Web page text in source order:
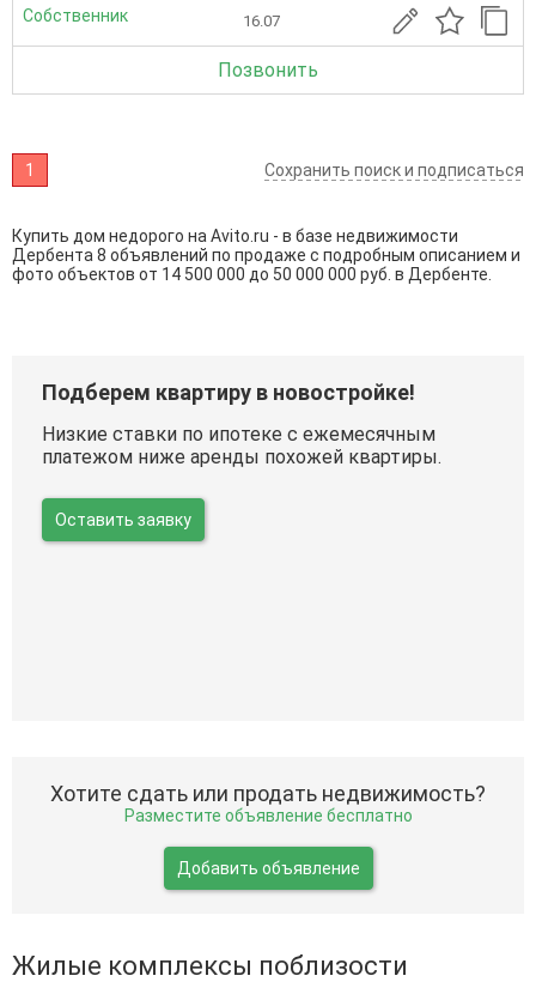
Собственник 16.07
Позвонить
1 Сохранить поиск и подписаться
Купить дом недорого на Avito.ru - в базе недвижимости
Дербента 8 объявлений по продаже с подробным описанием и
фото объектов от 14 500 000 до 50 000 000 руб. в Дербенте.
Подберем квартиру в новостройке!
Низкие ставки по ипотеке с ежемесячным
платежом ниже аренды похожей квартиры.
Оставить заявку
Хотите сдать или продать недвижимость?
Разместите объявление бесплатно
Добавить объявление
Жилые комплексы поблизости